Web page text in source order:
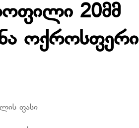
20მმ
ოქროსფერი
ფასი